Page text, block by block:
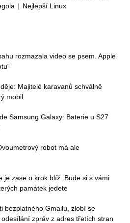
| Nejlepší Linux
rozmazala video se psem. Apple
Majitelé karavanů schválně
mobil
Samsung Galaxy: Baterie u S27
robot má ale
je zase o krok blíž. Bude si s vámi
památek jedete
bezplatného Gmailu, zlobí se
zpráv z adres třetích stran